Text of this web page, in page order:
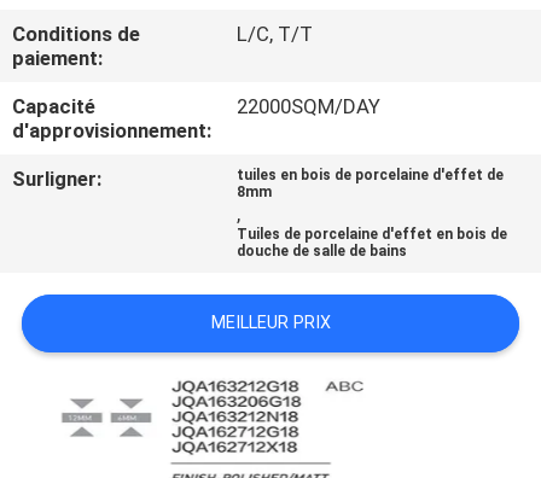
DE
QUALITÉ
NOUS
DEMANDEZ
UN DEVIS
PLAN
Conditions de
paiement:
L/C, T/T
Capacité
d'approvisionnement:
22000SQM/DAY
Surligner:
tuiles en bois de porcelaine d'effet de
8mm
,
Tuiles de porcelaine d'effet en bois de
douche de salle de bains
MEILLEUR PRIX